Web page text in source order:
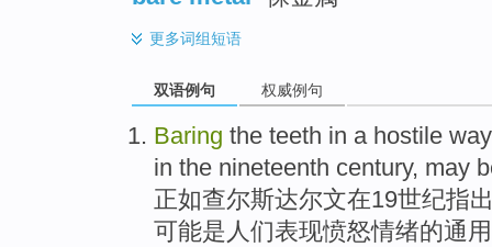
更多词组短语
双语例句 权威例句
Baring the teeth in a hostile way
in the nineteenth century, may
正如查尔斯达尔文在19世纪指
可能是人们表现愤怒情绪的通用